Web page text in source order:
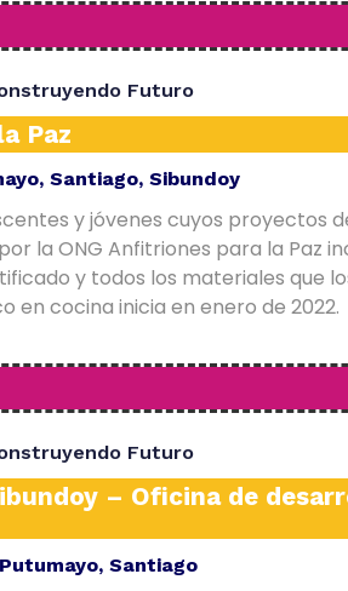
Futuro
Paz
, Santiago, Sibundoy
y jóvenes cuyos proyectos
la ONG Anfitriones para la Paz
y todos los materiales que
en cocina inicia en enero de 2022.
Futuro
– Oficina de
Putumayo, Santiago